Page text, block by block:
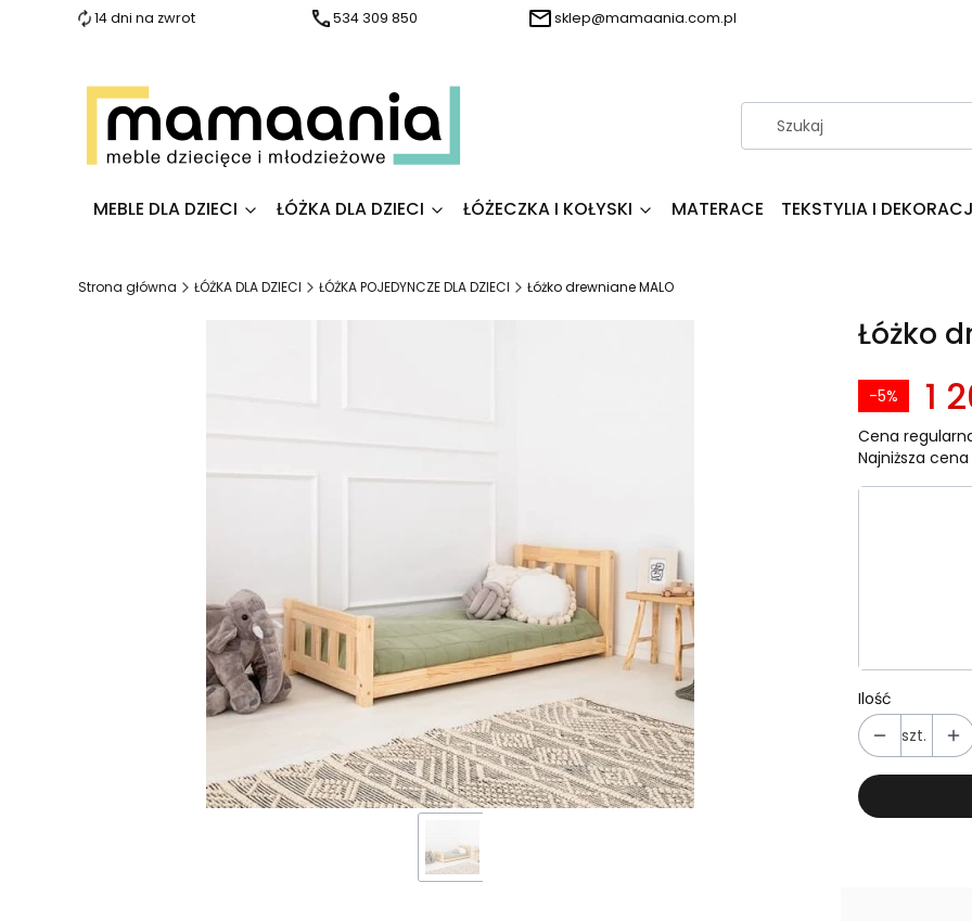
14 dni na zwrot 534 309 850 sklep@mamaania.com.pl
MEBLE DLA DZIECI ŁÓŻKA DLA DZIECI ŁÓŻECZKA I KOŁYSKI MATERACE TEKSTYLIA I
Strona główna ŁÓŻKA DLA DZIECI ŁÓŻKA POJEDYNCZE DLA DZIECI Łóżko drewniane MALO
Łóżko
1
Cena
-5%
Najniższa
Ilość
szt.